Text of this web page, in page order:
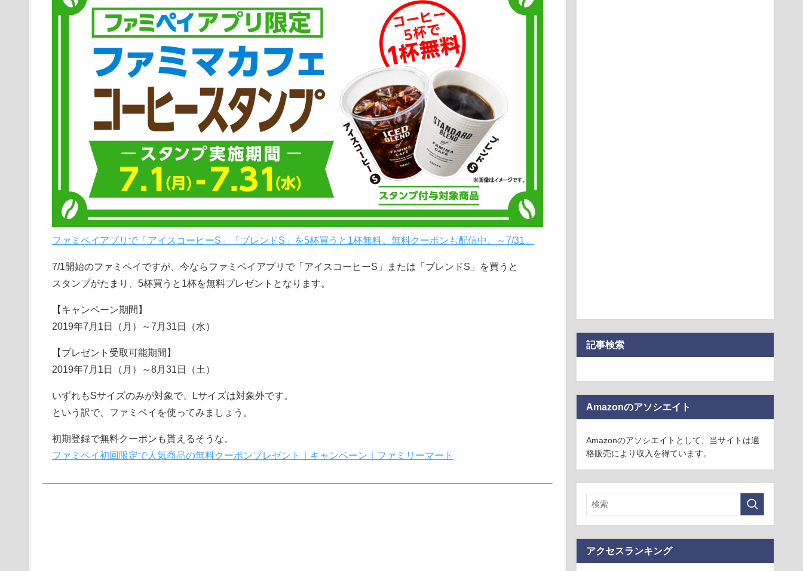
ファミペイアプリで「アイスコーヒーS」「ブレンドS」を5杯買うと1杯無料。無料クーポンも配信中。～7/31。
7/1開始のファミペイですが、今ならファミペイアプリで「アイスコーヒーS」または「ブレンドS」を買うと
スタンプがたまり、5杯買うと1杯を無料プレゼントとなります。
【キャンペーン期間】
2019年7月1日（月）～7月31日（水）
【プレゼント受取可能期間】
2019年7月1日（月）～8月31日（土）
いずれもSサイズのみが対象で、Lサイズは対象外です。
という訳で、ファミペイを使ってみましょう。
初期登録で無料クーポンも貰えるそうな。
ファミペイ初回限定で人気商品の無料クーポンプレゼント｜キャンペーン｜ファミリーマート
記事検索
Amazonのアソシエイト
Amazonのアソシエイトとして、当サイトは適
格販売により収入を得ています。
アクセスランキング